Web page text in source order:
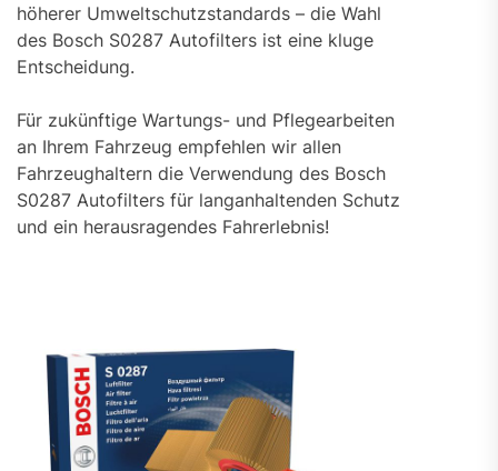
höherer Umweltschutzstandards – die Wahl
des Bosch S0287 Autofilters ist eine kluge
Entscheidung.
Für zukünftige Wartungs- und Pflegearbeiten
an Ihrem Fahrzeug empfehlen wir allen
Fahrzeughaltern die Verwendung des Bosch
S0287 Autofilters für langanhaltenden Schutz
und ein herausragendes Fahrerlebnis!